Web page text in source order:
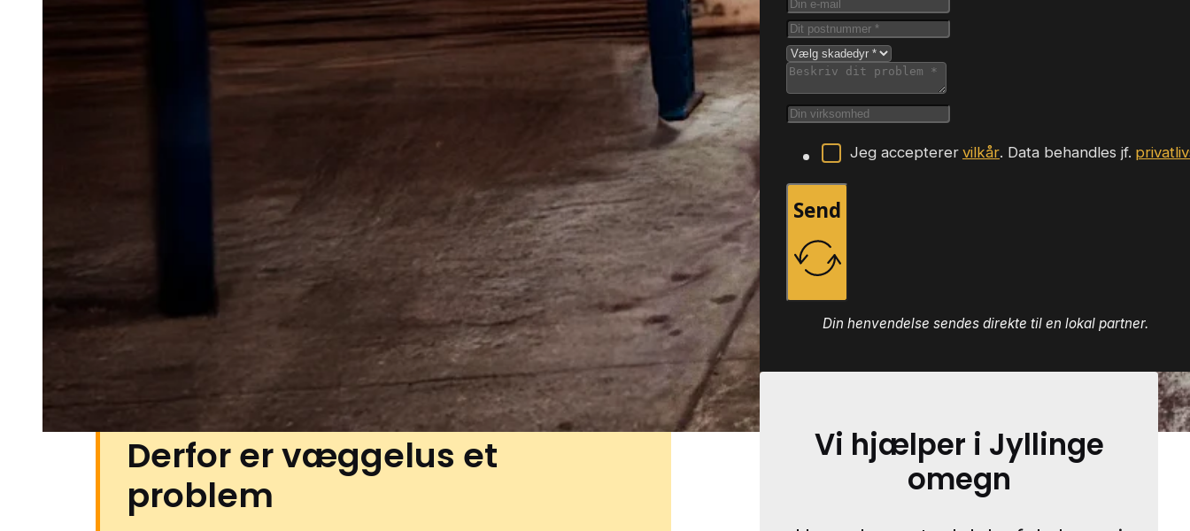
Væggelus er et problem, som ofte opdages for sent, fordi de
gemmer sig godt i soveområder, møbler og små sprækker.
Når først de har fået fat, kan de være svære at slippe af
med uden en grundig indsats. Det gælder især i boliger,
hvor hverdagen er tæt pakket, og hvor ting flyttes mellem
I en by som denne kan udfordringen hænge sammen med
blandede boligområder med både nye og ældre huse, rolige
villaveje og områder med rækkehuse, hvor mange har
carporte, haveskure og ekstra opbevaring. Det giver flere
steder, hvor møbler, tasker og tekstiler kan stå i perioder. Du
kan få væggelushjælp i Jyllinge gennem vores lokale
partnere. Udfyld blot formularen, så forbinder vi dig med en
lokal specialist.
Derfor er væggelus et
problem
Jeg accepterer vilkår. Data behandles jf.
Send
Din henvendelse sendes direkte til en lokal partner.
Vi hjælper i Jyllinge
omegn